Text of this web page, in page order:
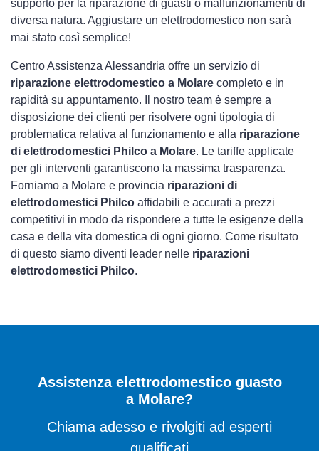
supporto per la riparazione di guasti o malfunzionamenti di
diversa natura. Aggiustare un elettrodomestico non sarà
mai stato così semplice!
Centro Assistenza Alessandria offre un servizio di
riparazione elettrodomestico a Molare completo e in
rapidità su appuntamento. Il nostro team è sempre a
disposizione dei clienti per risolvere ogni tipologia di
problematica relativa al funzionamento e alla riparazione
di elettrodomestici Philco a Molare. Le tariffe applicate
per gli interventi garantiscono la massima trasparenza.
Forniamo a Molare e provincia riparazioni di
elettrodomestici Philco affidabili e accurati a prezzi
competitivi in modo da rispondere a tutte le esigenze della
casa e della vita domestica di ogni giorno. Come risultato
di questo siamo diventi leader nelle riparazioni
elettrodomestici Philco.
Assistenza elettrodomestico guasto
a Molare?
Chiama adesso e rivolgiti ad esperti